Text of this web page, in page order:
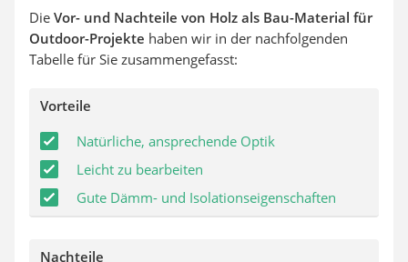
Die Vor- und Nachteile von Holz als Bau-Material für
Outdoor-Projekte haben wir in der nachfolgenden
Tabelle für Sie zusammengefasst:
Vorteile
Natürliche, ansprechende Optik
Leicht zu bearbeiten
Gute Dämm- und Isolationseigenschaften
Nachteile